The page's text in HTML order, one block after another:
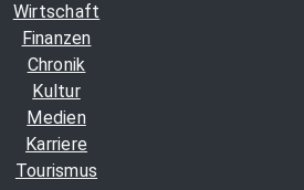
Wirtschaft
Finanzen
Chronik
Kultur
Medien
Karriere
Tourismus